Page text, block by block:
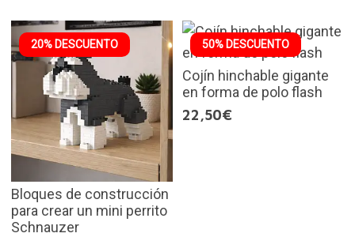
20% DESCUENTO
Bloques de construcción
para crear un mini perrito
Schnauzer
50% DESCUENTO
Cojín hinchable gigante
en forma de polo flash
22,50€